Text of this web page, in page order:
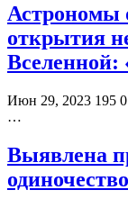
Астрономы
открытия
Июн 29, 2023 195 0
…
Выявлена